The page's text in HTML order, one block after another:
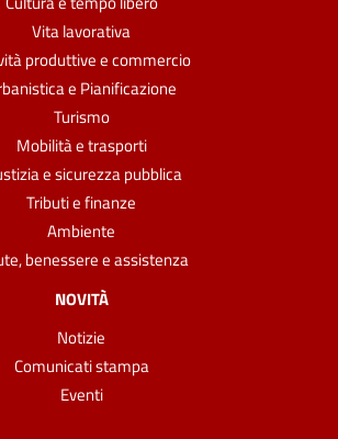
Vita lavorativa
produttive e commercio
e Pianificazione
Turismo
Mobilità e trasporti
e sicurezza pubblica
Tributi e finanze
Ambiente
benessere e assistenza
NOVITÀ
Notizie
Comunicati stampa
Eventi